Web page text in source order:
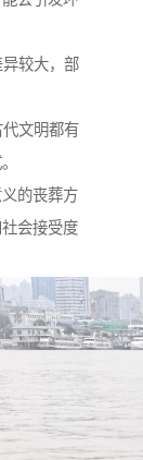
较大，部
文明都有
的丧葬方
会接受度